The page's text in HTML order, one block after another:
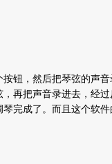
钮，然后把琴弦的声
再把声音录进去，经
完成了。而且这个软
现任何问题，在各种环